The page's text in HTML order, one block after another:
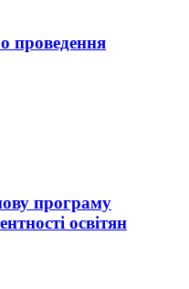
проведення
програму
освітян